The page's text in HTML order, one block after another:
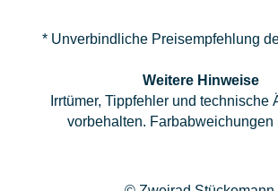
* Unverbindliche Preisempfehlung
Weitere Hinweise
Irrtümer, Tippfehler und technische
vorbehalten. Farbabweichungen